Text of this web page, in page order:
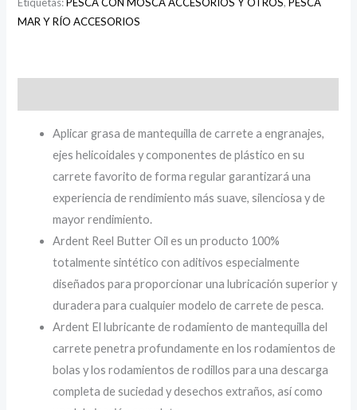
Etiquetas:PESCA CON MOSCA ACCESORIOS Y OTROS,PESCA
MAR Y RÍO ACCESORIOS
Aplicar grasa de mantequilla de carrete a engranajes,
ejes helicoidales y componentes de plástico en su
carrete favorito de forma regular garantizará una
experiencia de rendimiento más suave, silenciosa y de
mayor rendimiento.
Ardent Reel Butter Oil es un producto 100%
totalmente sintético con aditivos especialmente
diseñados para proporcionar una lubricación superior y
duradera para cualquier modelo de carrete de pesca.
Ardent El lubricante de rodamiento de mantequilla del
carrete penetra profundamente en los rodamientos de
bolas y los rodamientos de rodillos para una descarga
completa de suciedad y desechos extraños, así como